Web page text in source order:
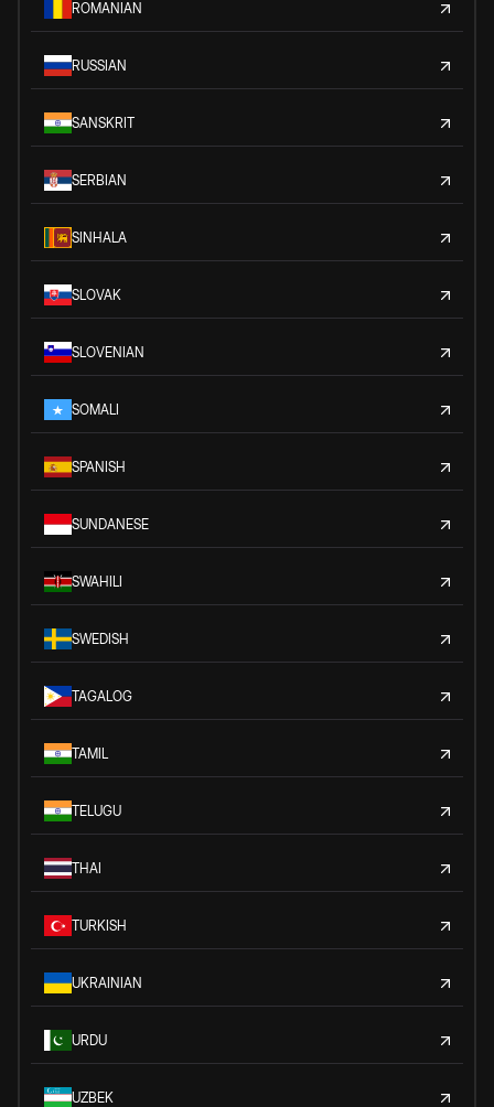
ROMANIAN
RUSSIAN
SANSKRIT
SERBIAN
SINHALA
SLOVAK
SLOVENIAN
SOMALI
SPANISH
SUNDANESE
SWAHILI
SWEDISH
TAGALOG
TAMIL
TELUGU
THAI
TURKISH
UKRAINIAN
URDU
UZBEK